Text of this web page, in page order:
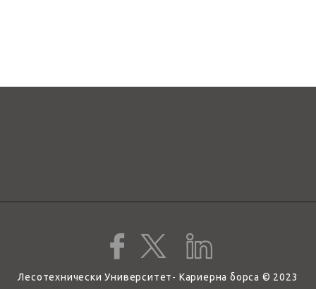
Лесотехнически Университет- Кариерна борса © 2023